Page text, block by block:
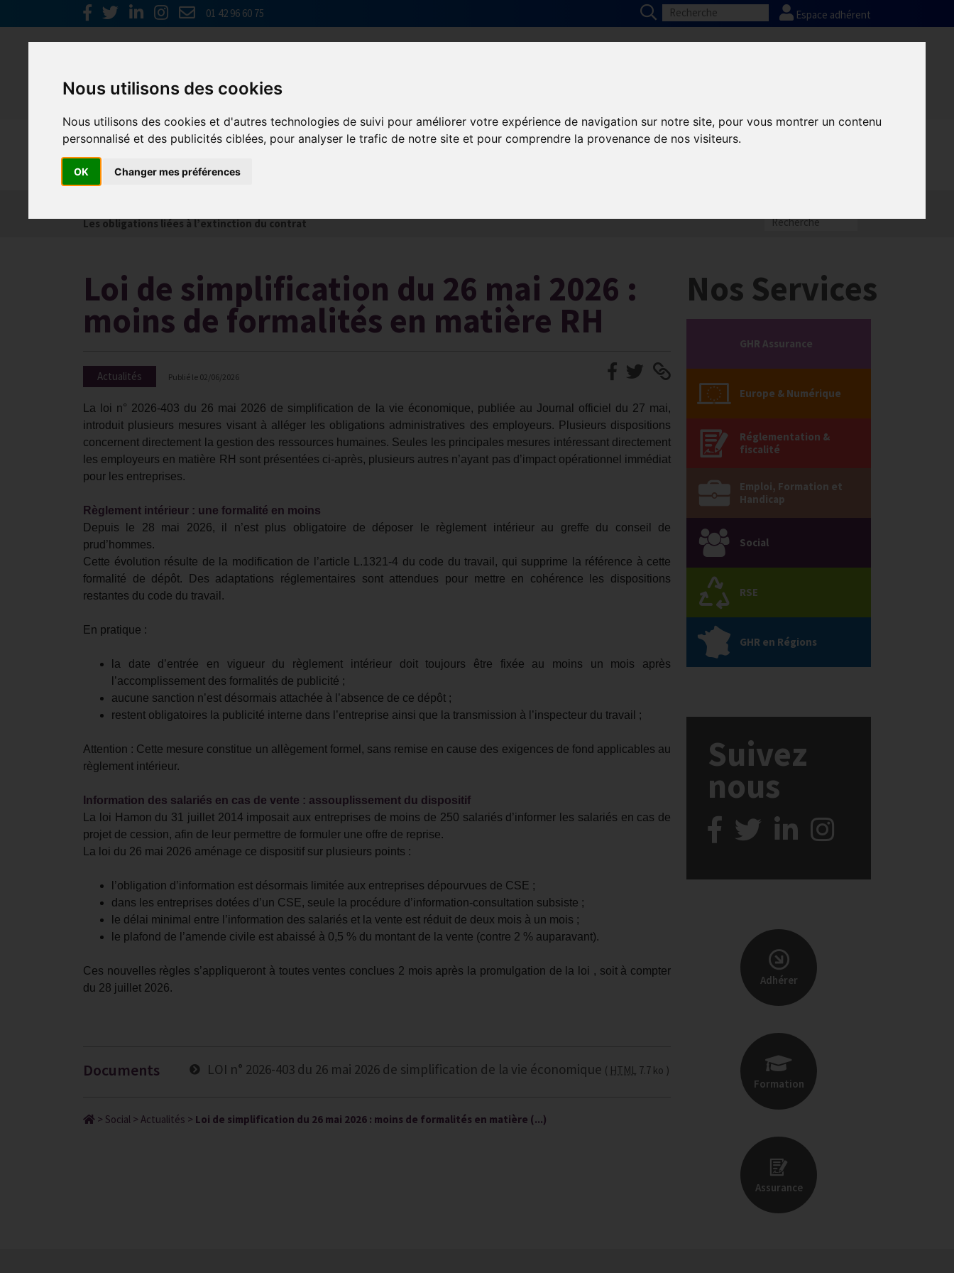
Nous utilisons des cookies
Nous utilisons des cookies et d'autres technologies de suivi pour améliorer votre expérience de navigation sur notre site, pour vous montrer un contenu
personnalisé et des publicités ciblées, pour analyser le trafic de notre site et pour comprendre la provenance de nos visiteurs.
OK Changer mes préférences
01 42 96 60 75 Espace adhérent
Social
Les obligations liées à l’extinction du contrat
Loi de simplification du 26 mai 2026 :
moins de formalités en matière RH
Actualités Publié le 02/06/2026
La loi n° 2026-403 du 26 mai 2026 de simplification de la vie économique, publiée au Journal officiel du 27 mai,
introduit plusieurs mesures visant à alléger les obligations administratives des employeurs. Plusieurs dispositions
concernent directement la gestion des ressources humaines. Seules les principales mesures intéressant directement
les employeurs en matière RH sont présentées ci-après, plusieurs autres n’ayant pas d’impact opérationnel immédiat
pour les entreprises.
Règlement intérieur : une formalité en moins
Depuis le 28 mai 2026, il n’est plus obligatoire de déposer le règlement intérieur au greffe du conseil de
prud’hommes.
Cette évolution résulte de la modification de l’article L.1321-4 du code du travail, qui supprime la référence à cette
formalité de dépôt. Des adaptations réglementaires sont attendues pour mettre en cohérence les dispositions
restantes du code du travail.
En pratique :
la date d’entrée en vigueur du règlement intérieur doit toujours être fixée au moins un mois après
l’accomplissement des formalités de publicité ;
aucune sanction n’est désormais attachée à l’absence de ce dépôt ;
restent obligatoires la publicité interne dans l’entreprise ainsi que la transmission à l’inspecteur du travail ;
Attention : Cette mesure constitue un allègement formel, sans remise en cause des exigences de fond applicables au
règlement intérieur.
Information des salariés en cas de vente : assouplissement du dispositif
La loi Hamon du 31 juillet 2014 imposait aux entreprises de moins de 250 salariés d’informer les salariés en cas de
projet de cession, afin de leur permettre de formuler une offre de reprise.
La loi du 26 mai 2026 aménage ce dispositif sur plusieurs points :
l’obligation d’information est désormais limitée aux entreprises dépourvues de CSE ;
dans les entreprises dotées d’un CSE, seule la procédure d’information-consultation subsiste ;
le délai minimal entre l’information des salariés et la vente est réduit de deux mois à un mois ;
le plafond de l’amende civile est abaissé à 0,5 % du montant de la vente (contre 2 % auparavant).
Ces nouvelles règles s’appliqueront à toutes ventes conclues 2 mois après la promulgation de la loi , soit à compter
du 28 juillet 2026.
Documents LOI n° 2026-403 du 26 mai 2026 de simplification de la vie économique HTML 7.7 ko
> Social > Actualités > Loi de simplification du 26 mai 2026 : moins de formalités en matière (...)
Nos Services
GHR Assurance
Europe & Numérique
Réglementation &
fiscalité
Emploi, Formation et
Handicap
Social
RSE
GHR en Régions
Suivez
nous
Adhérer
Formation
Assurance